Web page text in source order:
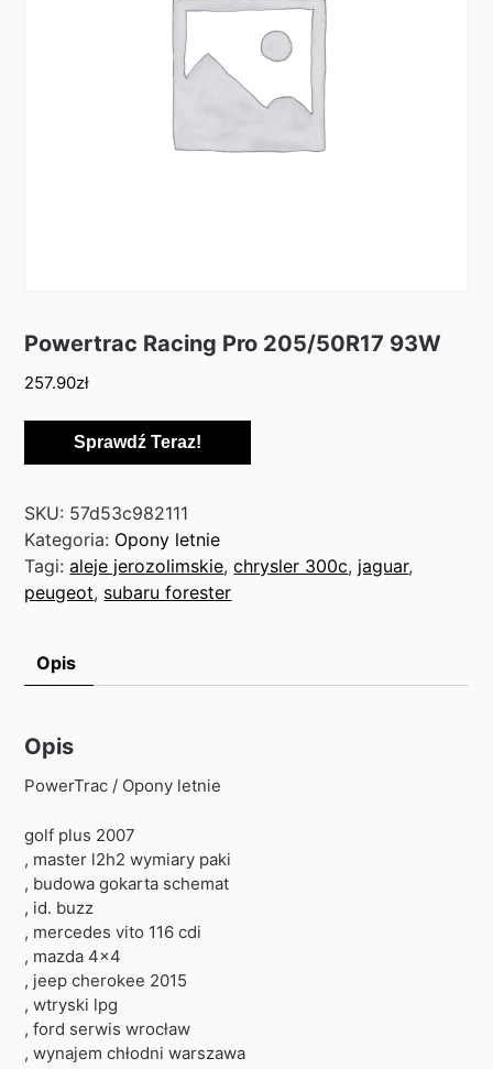
Powertrac Racing Pro 205/50R17 93W
257.90zł
Sprawdź Teraz!
SKU: 57d53c982111
Kategoria: Opony letnie
Tagi:aleje jerozolimskie,chrysler 300c, jaguar,
peugeot, subaru forester
Opis
Opis
PowerTrac / Opony letnie
golf plus 2007
, master l2h2 wymiary paki
, budowa gokarta schemat
, id. buzz
, mercedes vito 116 cdi
, mazda 4×4
, jeep cherokee 2015
, wtryski lpg
, ford serwis wrocław
, wynajem chłodni warszawa